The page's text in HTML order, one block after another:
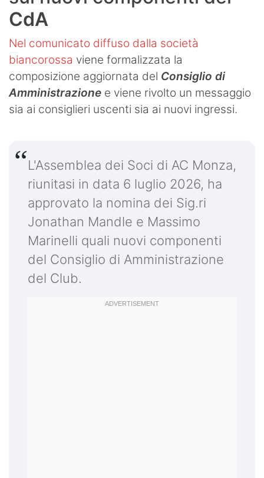
CdA
Nel comunicato diffuso dalla società
biancorossa viene formalizzata la
composizione aggiornata del Consiglio di
Amministrazione e viene rivolto un messaggio
sia ai consiglieri uscenti sia ai nuovi ingressi.
L'Assemblea dei Soci di AC Monza,
riunitasi in data 6 luglio 2026, ha
approvato la nomina dei Sig.ri
Jonathan Mandle e Massimo
Marinelli quali nuovi componenti
del Consiglio di Amministrazione
del Club.